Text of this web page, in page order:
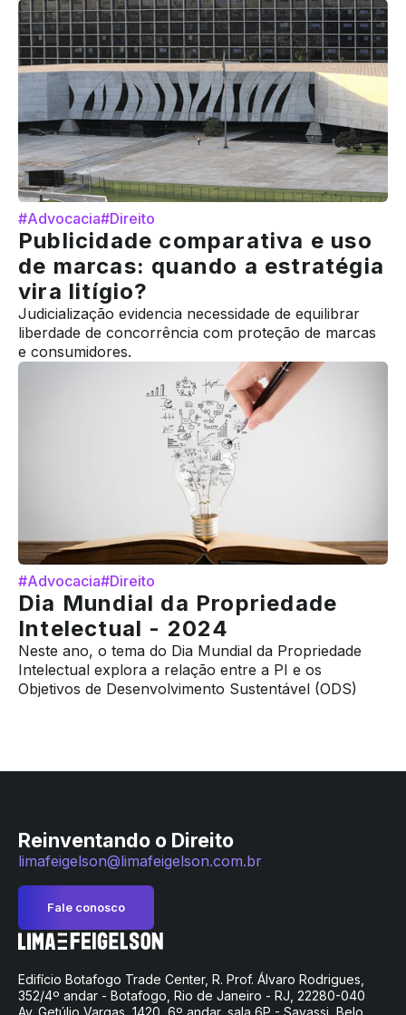
#Advocacia#Direito
Publicidade comparativa e uso
de marcas: quando a estratégia
vira litígio?
Judicialização evidencia necessidade de equilibrar
liberdade de concorrência com proteção de marcas
e consumidores.
#Advocacia#Direito
Dia Mundial da Propriedade
Intelectual - 2024
Neste ano, o tema do Dia Mundial da Propriedade
Intelectual explora a relação entre a PI e os
Objetivos de Desenvolvimento Sustentável (ODS)
Reinventando o Direito
limafeigelson@limafeigelson.com.br
Fale conosco
Edifício Botafogo Trade Center, R. Prof. Álvaro Rodrigues,
352/4º andar - Botafogo, Rio de Janeiro - RJ, 22280-040